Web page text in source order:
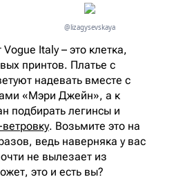
@lizagysevskaya
Italy – это клетка,
принтов. Платье с
надевать вместе с
«Мэри Джейн», а к
подбирать легинсы и
ветровку. Возьмите это на
ведь наверняка у вас
не вылезает из
это и есть вы?